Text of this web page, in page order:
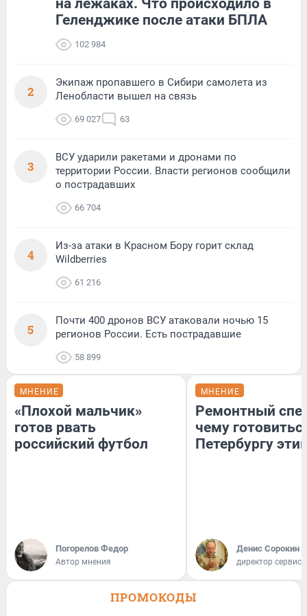
на лежаках. Что происходило в
Геленджике после атаки БПЛА
102 984
2
Экипаж пропавшего в Сибири самолета из
Ленобласти вышел на связь
69 027 63
3
ВСУ ударили ракетами и дронами по
территории России. Власти регионов сообщили
о пострадавших
66 704
4
Из-за атаки в Красном Бору горит склад
Wildberries
61 216
5
Почти 400 дронов ВСУ атаковали ночью 15
регионов России. Есть пострадавшие
58 899
МНЕНИЕ
«Плохой мальчик»
готов рвать
российский футбол
Погорелов Федор
Автор мнения
МНЕНИЕ
Ремонтный
чему
Петербургу
Денис Сорокин
директор
ПРОМОКОДЫ